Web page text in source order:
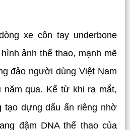
xe côn tay underbone
ảnh thể thao, mạnh mẽ
đảo người dùng Việt Nam
năm qua. Kể từ khi ra mắt,
tạo dựng dấu ấn riêng nhờ
đậm DNA thể thao của